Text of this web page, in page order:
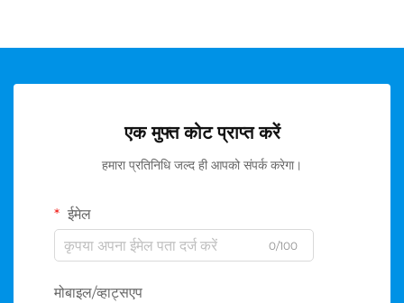
एक मुफ्त कोट प्राप्त करें
हमारा प्रतिनिधि जल्द ही आपको संपर्क करेगा।
ईमेल
0/100
मोबाइल/व्हाट्सएप